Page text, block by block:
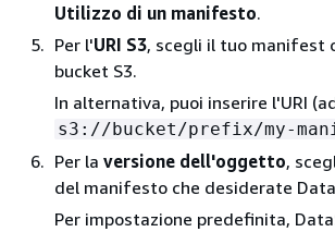
Utilizzo di un manifesto.
Per l'URI S3, scegli il tuo manifest
bucket S3.
In alternativa, puoi inserire l'URI
s3://bucket/prefix/my-
Per la versione dell'oggetto,
del manifesto che desiderate
Per impostazione predefinita,